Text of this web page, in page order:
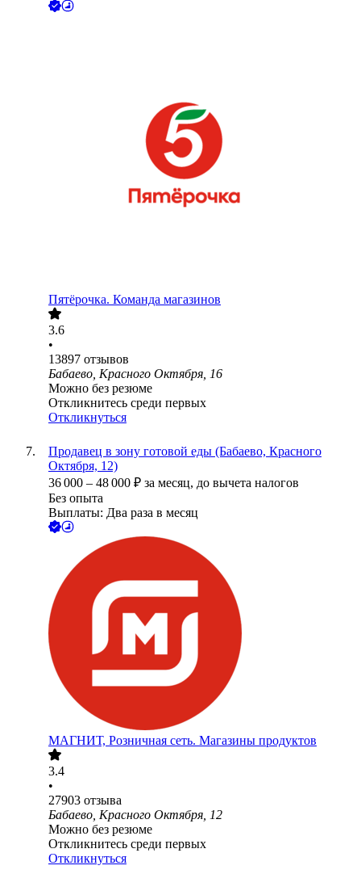
Пятёрочка. Команда магазинов
3.6
•
13897 отзывов
Бабаево, Красного Октября, 16
Можно без резюме
Откликнитесь среди первых
Откликнуться
Продавец в зону готовой еды (Бабаево, Красного
Октября, 12)
36 000 – 48 000 ₽ за месяц, до вычета налогов
Без опыта
Выплаты: Два раза в месяц
МАГНИТ, Розничная сеть. Магазины продуктов
3.4
•
27903 отзыва
Бабаево, Красного Октября, 12
Можно без резюме
Откликнитесь среди первых
Откликнуться